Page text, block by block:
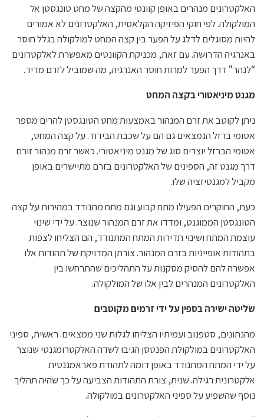
האלקטרונים מנהרים באופן קוונטי מהקצה של מחט טונגסטן אל
המולקולה. לפי חוקי הפיזיקה הקלאסית, האלקטרונים לא אמורים
להיות מסוגלים לדלג על הפער בין קצה המחט למולקולה בגלל חוסר
באנרגיה הדרושה. עם זאת, מכניקת הקוונטים מאפשרת לאלקטרונים
“לנהר” דרך הפער למרות חוסר האנרגיה, מה שמוביל לזרם מדיד.
מגנט מיניאטורי בקצה המחט
ניתן לקוטב את זרם המנהור באמצעות מחט הטונגסטן להרים מספר
אטומי ברזל הנמצאים גם הם על שכבת הבידוד. על קצה המחט,
אטומי הברזל יוצרים סוג של מגנט מיניאטורי. כאשר זרם מנהור זורם
דרך מגנט זה, הספינים של האלקטרונים בזרם מתיישרים באופן
מקביל למגנטיזציה שלו.
כעת, החוקרים הפעילו מתח קבוע וגם מתח מתנודד במהירות על קצה
הטונגסטן הממוגנט, ומדדו את זרם המנהור שנוצר. על ידי שינוי
עוצמת המתח ושינוי תדירות המתח המתנודד, הם הצליחו לצפות
בתהודות אופייניות בזרם המנהור. צורתן המדויקת של תהודות אלו
אפשרה להם להסיק מסקנות על התהליכים שהתרחשו בין
האלקטרונים המנהרים לבין אלו של המולקולה.
שליטה ישירה בספין על ידי זרמים מקוטבים
מהנתונים, סטפנוב ועמיתיו הצליחו לגלות שני ממצאים. ראשית, ספיני
האלקטרונים במולקולת הפנטסן הגיבו לשדה האלקטרומגנטי שנוצר
על ידי המתח המתנודד באופן דומה לתהודת פאראמגנטית
אלקטרונית רגילה. שנית, צורת התהודות הצביעה על כך שהיה תהליך
נוסף שהשפיע על ספיני האלקטרונים במולקולה.